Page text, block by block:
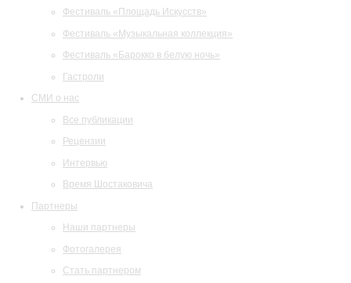
Фестиваль «Площадь Искусств»
Фестиваль «Музыкальная коллекция»
Фестиваль «Барокко в белую ночь»
Гастроли
СМИ о нас
Все публикации
Рецензии
Интервью
Время Шостаковича
Партнеры
Наши партнеры
Фотогалерея
Стать партнером